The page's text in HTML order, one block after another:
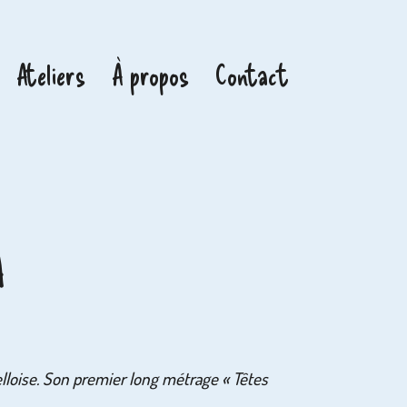
Ateliers À propos Contact
Son premier long métrage « Têtes